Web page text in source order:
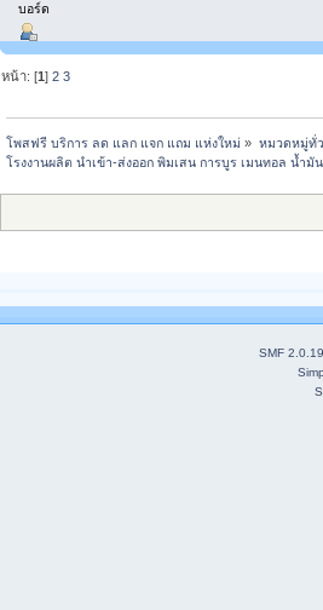
บอร์ด
หน้า: [1]2 3
โพสฟรี บริการ ลด แลก แจก แถม แห่งใหม่ » หมวดหมู่ทั่
โรงงานผลิต นำเข้า-ส่งออก พิมเสน การบูร เมนทอล น้ำมั
SMF 2.0.19